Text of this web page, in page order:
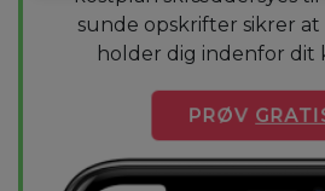
sunde opskrifter sikrer
holder dig indenfor dit
PRØV